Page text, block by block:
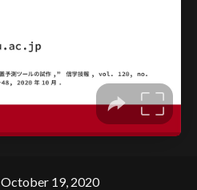
October 19, 2020